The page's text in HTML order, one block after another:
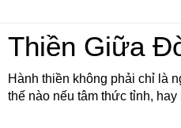
Thiền Giữa
Hành thiền không phải chỉ là
thế nào nếu tâm thức tỉnh,